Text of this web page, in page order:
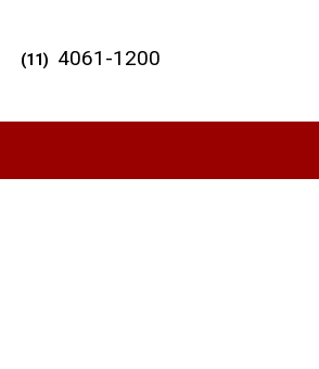
(11) 4061-1200